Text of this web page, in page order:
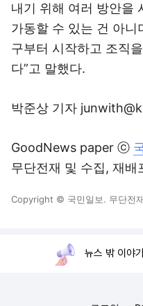
내기 위해 여러 방안을
가동할 수 있는 건 아니
구부터 시작하고 조직
다”고 말했다.
박준상 기자
GoodNews paper ⓒ
무단전재 및 수집, 재배
Copyright © 국민일보. 무단전
뉴스 밖 이야